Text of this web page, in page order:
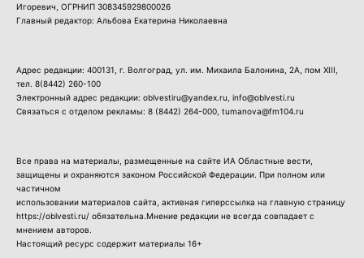
Игоревич, ОГРНИП 308345929800026
Главный редактор: Альбова Екатерина Николаевна
Адрес редакции: 400131, г. Волгоград, ул. им. Михаила Балонина, 2А, пом XIII,
тел. 8(8442) 260-100
Электронный адрес редакции: oblvestiru@yandex.ru, info@oblvesti.ru
Связаться с отделом рекламы: 8 (8442) 264-000 , tumanova@fm104.ru
Все права на материалы, размещенные на сайте ИА Областные вести,
защищены и охраняются законом Российской Федерации. При полном или
частичном
использовании материалов сайта, активная гиперссылка на главную страницу
https://oblvesti.ru/ обязательна.Мнение редакции не всегда совпадает с
мнением авторов.
Настоящий ресурс содержит материалы 16+